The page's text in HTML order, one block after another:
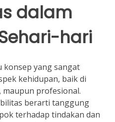
dalam
hari
konsep yang sangat
kehidupan, baik di
profesional.
berarti tanggung
terhadap tindakan dan